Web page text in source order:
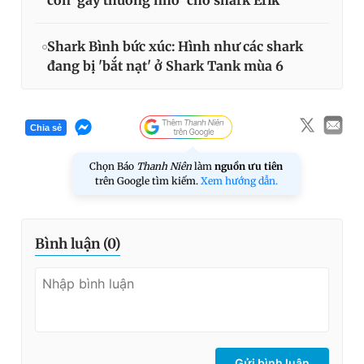
Shark Bình bức xúc: Hình như các shark
đang bị 'bắt nạt' ở Shark Tank mùa 6
Chia sẻ
Chọn Báo Thanh Niên làm nguồn ưu tiên
trên Google tìm kiếm. Xem hướng dẫn.
Bình luận (0)